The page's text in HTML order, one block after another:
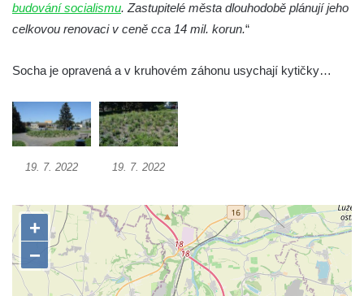
Socha Volavka v ZOO Hluboká
Flamingo trůn v ZOO Hluboká
Socha Roháč v ZOO Hluboká
Socha Mystik v ZOO Hluboká
Reliéf Rodina a práce na budově záložny
Socha Jana Valeria Jirsíka u Černé věže v
Českých Budějovicích
Socha Krista klesajícího pod křížem u
kostela svatého Mikuláše v Českých
budování socialismu. Zastupitelé města dlouhodobě plánují jeho
celkovou renovaci v ceně cca 14 mil. korun.“
Socha je opravená a v kruhovém záhonu usychají kytičky…
19. 7. 2022 19. 7. 2022